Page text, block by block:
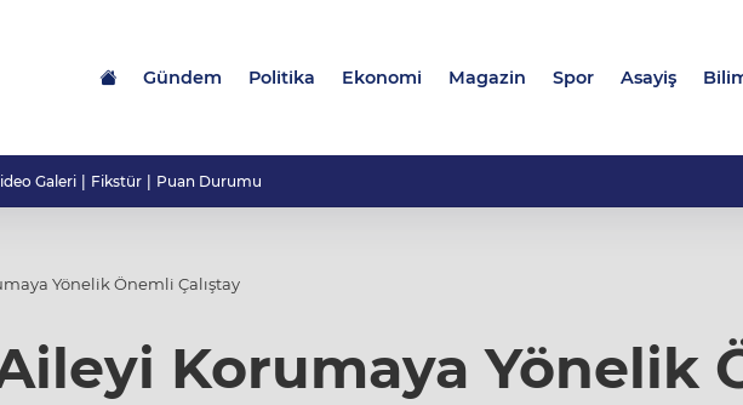
Gündem Politika Ekonomi Magazin Spor Asayiş
Galeri Fikstür Puan Durumu
Yönelik Önemli Çalıştay
Aileyi Korumaya Yönelik